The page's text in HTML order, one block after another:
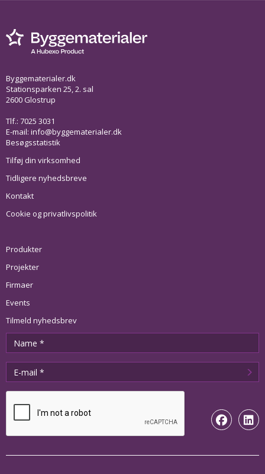
Byggematerialer.dk
Stationsparken 25, 2. sal
2600 Glostrup
Tlf.: 7025 3031
E-mail: info@byggematerialer.dk
Besøgsstatistik
Tilføj din virksomhed
Tidligere nyhedsbreve
Kontakt
Cookie og privatlivspolitik
Produkter
Projekter
Firmaer
Events
Tilmeld nyhedsbrev